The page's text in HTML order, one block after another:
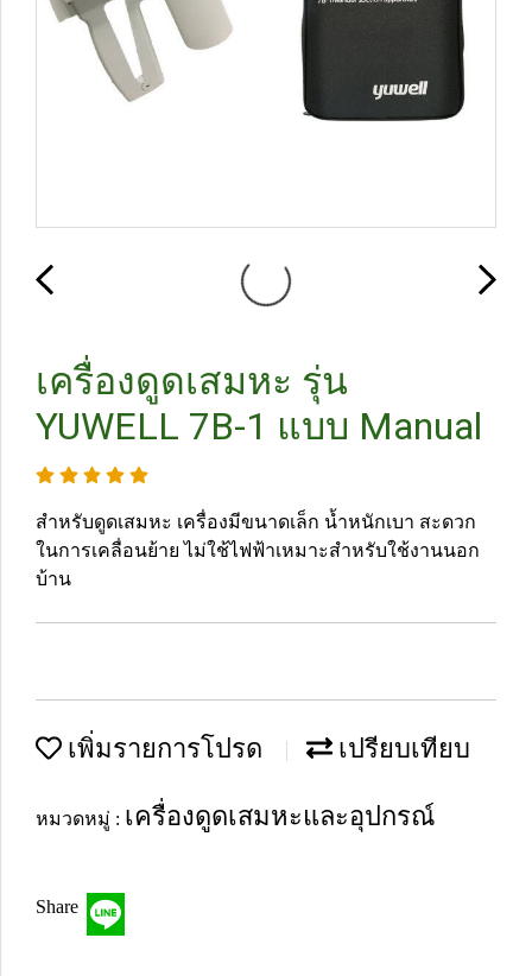
เครื่องดูดเสมหะ รุ่น
YUWELL 7B-1 แบบ Manual
สำหรับดูดเสมหะ เครื่องมีขนาดเล็ก น้ำหนักเบา สะดวก
ในการเคลื่อนย้าย ไม่ใช้ไฟฟ้าเหมาะสำหรับใช้งานนอก
บ้าน
เพิ่มรายการโปรด เปรียบเทียบ
หมวดหมู่ : เครื่องดูดเสมหะและอุปกรณ์
Share